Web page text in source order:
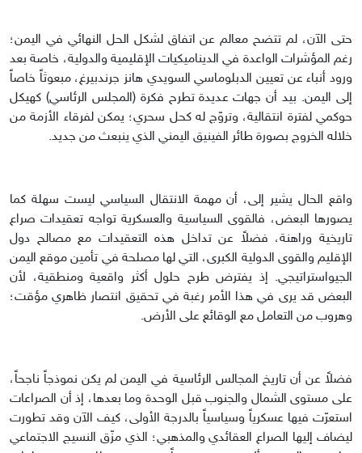
حتى الآن، لم تتضح معالم عن اتفاق لشكل الحل النهائي في اليمن؛
رغم المؤشرات الواعدة في الديناميكيات الإقليمية والدولية، خاصة بعد
ورود أنباء عن تعيين الدبلوماسي السويدي هانز جرندبيرغ، مبعوثاً خاصاً
إلى اليمن. بيد أن جهات عديدة تطرح فكرة (المجلس الرئاسي) كهيكل
حوكمي لفترة انتقالية، وتروّج له كحل سحري؛ يمكن لفرقاء الأزمة من
خلاله الخروج بصورة طائر الفينيق اليمني الذي ينبعث من جديد.
واقع الحال يشير إلى، أن مهمة الانتقال السياسي ليست سهلة كما
يصورها البعض، فالقوى السياسية والعسكرية تواجه تعقيدات صراع
تاريخية وراهنة، فضلاً عن تداخل هذه التعقيدات مع مصالح دول
الإقليم والقوى الدولية الكبرى، التي لها مصلحة في تأمين موقع اليمن
الجيواستراتيجي. إذ يفترض طرح حلول أكثر واقعية ومنطقية، لأن
البعض قد يرى في هذا الأمر رغبة في تحقيق انتصار ظاهري مؤقت؛
وهروب من التعامل مع الوقائع على الأرض.
فضلاً عن أن تاريخ المجالس الرئاسية في اليمن لم يكن نموذجاً ناجحاً،
على مستوى الشمال والجنوب قبل الوحدة وما بعدها، إذ أن الصراعات
استعرّت فيها عسكرياً وسياسياً بالدرجة الأولى، كيف الآن وقد تطورت
ليضاف إليها الصراع العقائدي والمذهبي؛ الذي مزّق النسيج الاجتماعي